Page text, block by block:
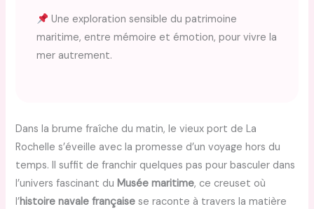
Une exploration sensible du patrimoine
maritime, entre mémoire et émotion, pour vivre la
mer autrement.
Dans la brume fraîche du matin, le vieux port de La
Rochelle s’éveille avec la promesse d’un voyage hors du
temps. Il suffit de franchir quelques pas pour basculer dans
l’univers fascinant du Musée maritime, ce creuset où
l’histoire navale française se raconte à travers la matière